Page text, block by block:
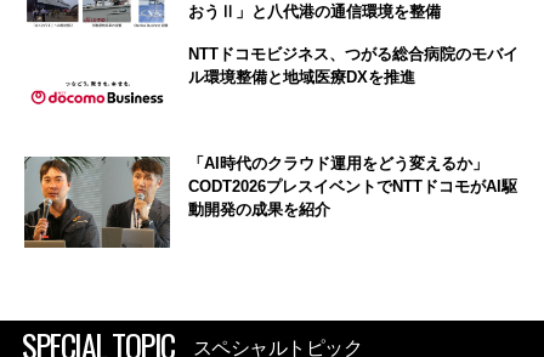
おうⅡ」と八代港の通信環境を整備
NTTドコモビジネス、つがる総合病院のモバイ
ル環境整備と地域医療DXを推進
「AI時代のクラウド運用をどう変えるか」
CODT2026プレスイベントでNTTドコモがAI駆
動開発の成果を紹介
SPECIAL TOPIC スペシャルトピック